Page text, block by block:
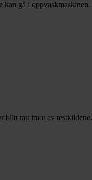
kan gå i oppvaskmaskinen.
blitt tatt imot av testkildene.